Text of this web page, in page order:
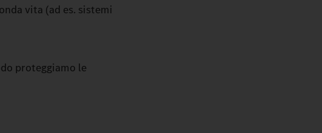
vita (ad es. sistemi
proteggiamo le